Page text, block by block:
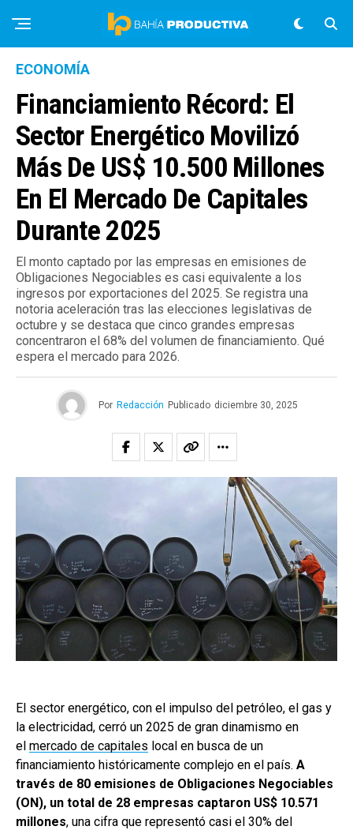
ECONOMÍA
Financiamiento Récord: El
Sector Energético Movilizó
Más De US$ 10.500 Millones
En El Mercado De Capitales
Durante 2025
El monto captado por las empresas en emisiones de
Obligaciones Negociables es casi equivalente a los
ingresos por exportaciones del 2025. Se registra una
notoria aceleración tras las elecciones legislativas de
octubre y se destaca que cinco grandes empresas
concentraron el 68% del volumen de financiamiento. Qué
espera el mercado para 2026.
Por Redacción Publicado diciembre 30, 2025
El sector energético, con el impulso del petróleo, el gas y
la electricidad, cerró un 2025 de gran dinamismo en
el mercado de capitales local en busca de un
financiamiento históricamente complejo en el país. A
través de 80 emisiones de Obligaciones Negociables
(ON), un total de 28 empresas captaron US$ 10.571
millones, una cifra que representó casi el 30% del